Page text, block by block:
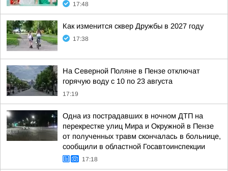
17:48
Как изменится сквер Дружбы в 2027 году
17:38
На Северной Поляне в Пензе отключат
горячую воду с 10 по 23 августа
17:19
Одна из пострадавших в ночном ДТП на
перекрестке улиц Мира и Окружной в Пензе
от полученных травм скончалась в больнице,
сообщили в областной Госавтоинспекции
17:18